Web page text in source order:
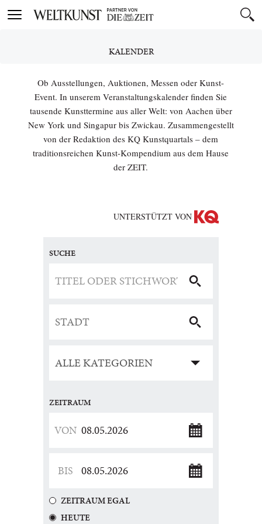
Toggle
KALENDER
Ob Ausstellungen, Auktionen, Messen oder Kunst-
Event. In unserem Veranstaltungskalender finden Sie
tausende Kunsttermine aus aller Welt: von Aachen über
New York und Singapur bis Zwickau. Zusammengestellt
von der Redaktion des KQ Kunstquartals – dem
traditionsreichen Kunst-Kompendium aus dem Hause
der ZEIT.
UNTERSTÜTZT VON
SUCHE
ZEITRAUM
ZEITRAUM EGAL
HEUTE